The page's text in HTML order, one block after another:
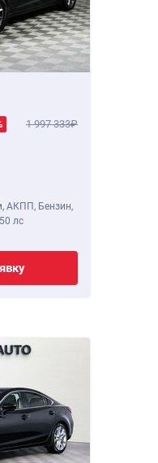
1 997 333
, АКПП, Бензин,
лс